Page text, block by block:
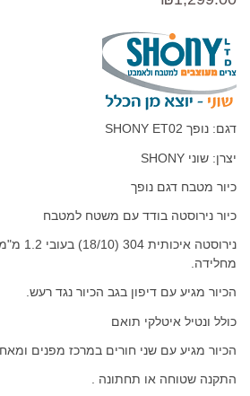
דגם: נופך SHONY ET02
יצרן: שוני SHONY
כיור מטבח דגם נופך
כיור נירוסטה בודד עם משטח למטבח
נירוסטה
מחלידה.
הכיור מגיע עם דיפון בגב הכיור נגד רעש.
כולל ונטיל איטלקי תואם
הכיור מגיע עם שני חורים במרכז מפנים
התקנה שטוחה או תחתונה .